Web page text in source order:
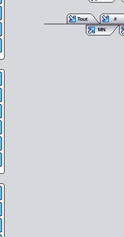
Tout
#
MN